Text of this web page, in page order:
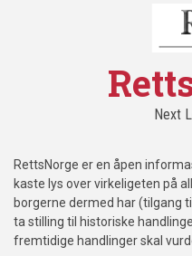
Next
RettsNorge er en åpen
kaste lys over virkeligeten på
borgerne dermed har (tilgang
ta stilling til historiske
fremtidige handlinger skal